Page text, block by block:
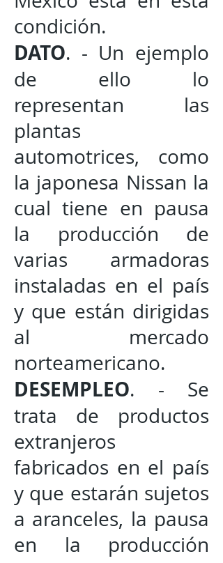
condición.
DATO. - Un ejemplo
de ello lo
representan las
plantas
automotrices, como
la japonesa Nissan la
cual tiene en pausa
la producción de
varias armadoras
instaladas en el país
y que están dirigidas
al mercado
norteamericano.
DESEMPLEO. - Se
trata de productos
extranjeros
fabricados en el país
y que estarán sujetos
a aranceles, la pausa
en la producción